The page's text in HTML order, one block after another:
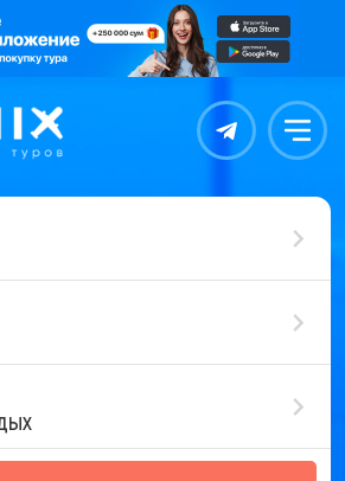
Контакты Меню